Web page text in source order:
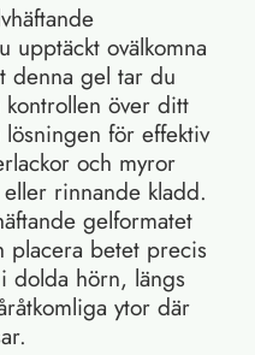
upptäckt ovälkomna
denna gel tar du
över ditt
för effektiv
och myror
rinnande kladd.
gelformatet
placera betet precis
dolda hörn, längs
ytor där